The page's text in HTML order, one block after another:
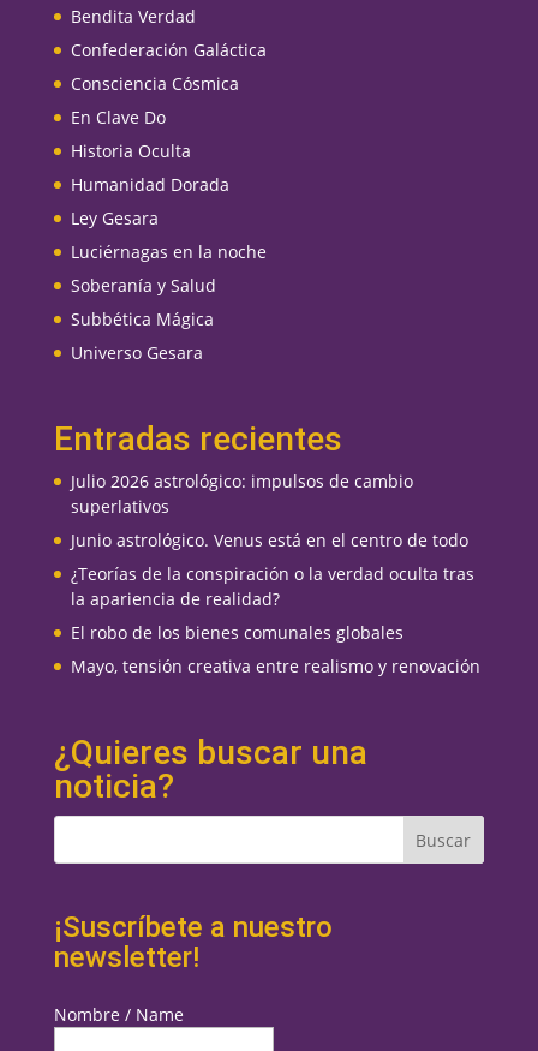
Bendita Verdad
Confederación Galáctica
Consciencia Cósmica
En Clave Do
Historia Oculta
Humanidad Dorada
Ley Gesara
Luciérnagas en la noche
Soberanía y Salud
Subbética Mágica
Universo Gesara
Entradas recientes
Julio 2026 astrológico: impulsos de cambio
superlativos
Junio astrológico. Venus está en el centro de todo
¿Teorías de la conspiración o la verdad oculta tras
la apariencia de realidad?
El robo de los bienes comunales globales
Mayo, tensión creativa entre realismo y renovación
¿Quieres buscar una
noticia?
¡Suscríbete a nuestro
newsletter!
Nombre / Name